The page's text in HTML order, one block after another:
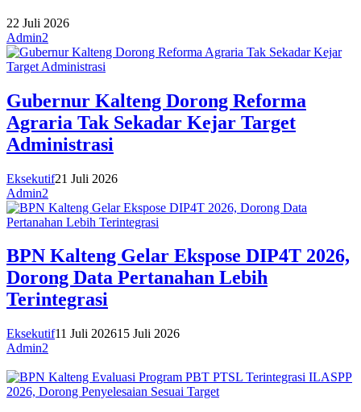
22 Juli 2026
Admin2
Gubernur Kalteng Dorong Reforma
Agraria Tak Sekadar Kejar Target
Administrasi
Eksekutif21 Juli 2026
Admin2
BPN Kalteng Gelar Ekspose DIP4T 2026,
Dorong Data Pertanahan Lebih
Terintegrasi
Eksekutif11 Juli 202615 Juli 2026
Admin2